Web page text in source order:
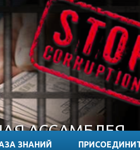
АССАМБЛЕЯ
ЗНАНИЙ